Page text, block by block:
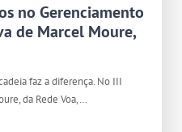
no Gerenciamento
de Marcel Moure,
faz a diferença. No III
da Rede Voa,…